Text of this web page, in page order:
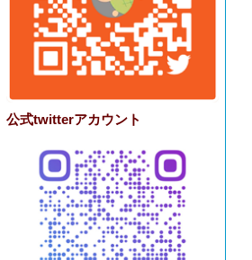
公式twitterアカウント